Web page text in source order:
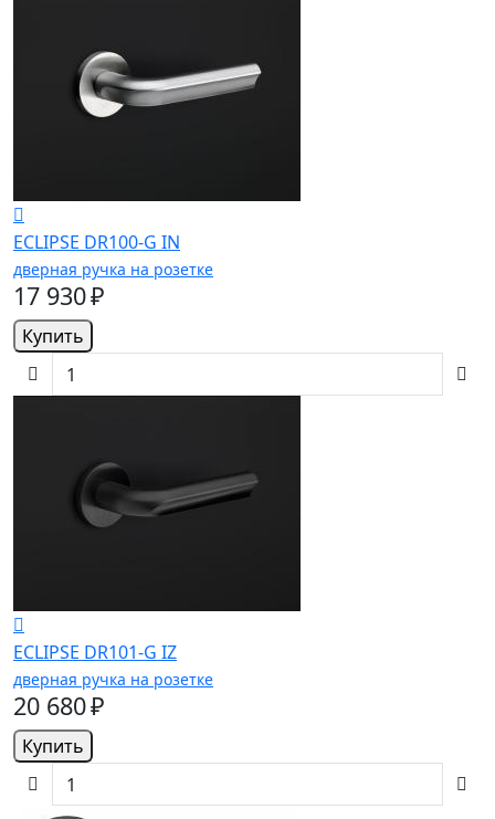
ECLIPSE DR100-G IN
дверная ручка на розетке
17 930 ₽
Купить
ECLIPSE DR101-G IZ
дверная ручка на розетке
20 680 ₽
Купить